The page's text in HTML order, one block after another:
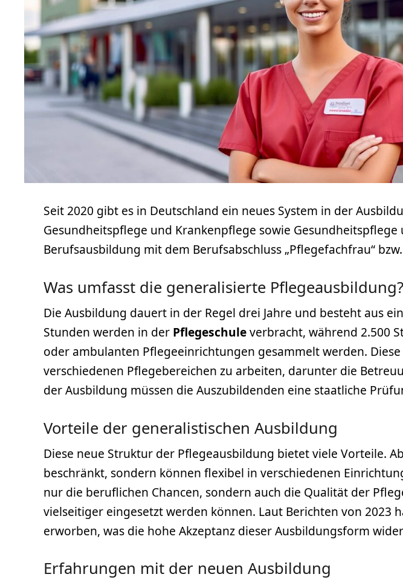
Seit 2020 gibt es in Deutschland ein neues System in der
Gesundheitspflege und Krankenpflege sowie
Berufsausbildung mit dem Berufsabschluss „Pflegefachfrau“
Was umfasst die generalisierte Pflegeausbildung?
Die Ausbildung dauert in der Regel drei Jahre und besteht aus
Stunden werden in der Pflegeschuleverbracht, während 2.500
oder ambulanten Pflegeeinrichtungen gesammelt werden.
verschiedenen Pflegebereichen zu arbeiten, darunter die
der Ausbildung müssen die Auszubildenden eine staatliche
Vorteile der generalistischen Ausbildung
Diese neue Struktur der Pflegeausbildung bietet viele Vorteile.
beschränkt, sondern können flexibel in verschiedenen
nur die beruflichen Chancen, sondern auch die Qualität der
vielseitiger eingesetzt werden können. Laut Berichten von 2023
erworben, was die hohe Akzeptanz dieser Ausbildungsform
Erfahrungen mit der neuen Ausbildung